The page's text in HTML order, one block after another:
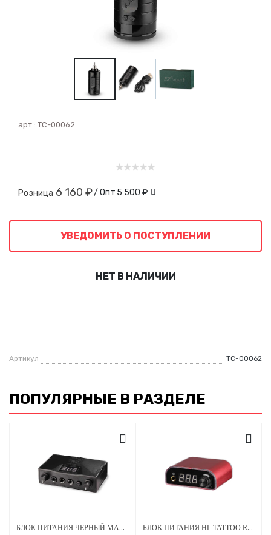
арт.: ТС-00062
Розница 6 160 ₽/ Опт 5 500 ₽
УВЕДОМИТЬ О ПОСТУПЛЕНИИ
НЕТ В НАЛИЧИИ
Артикул ТС-00062
ПОПУЛЯРНЫЕ В РАЗДЕЛЕ
БЛОК ПИТАНИЯ ЧЕРНЫЙ МАЛЫЙ НАСТОЛЬНЫЙ ТС13 БЛОК ПИТАНИЯ HL TATTOO RED02